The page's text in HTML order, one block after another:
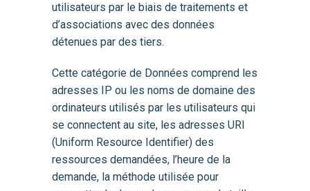
utilisateurs par le biais de traitements et
d’associations avec des données
détenues par des tiers.
Cette catégorie de Données comprend les
adresses IP ou les noms de domaine des
ordinateurs utilisés par les utilisateurs qui
se connectent au site, les adresses URI
(Uniform Resource Identifier) des
ressources demandées, l’heure de la
demande, la méthode utilisée pour